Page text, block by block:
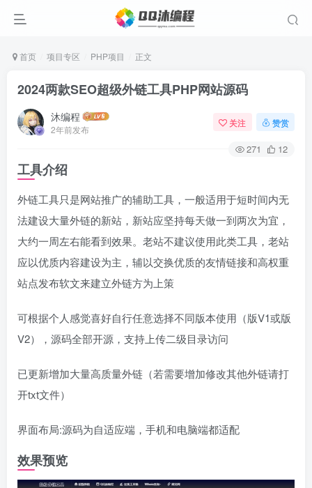
首页 项目专区 PHP项目 正文
2024两款SEO超级外链工具PHP网站源码
沐编程
2年前发布
关注 赞赏
271 12
工具介绍
外链工具只是网站推广的辅助工具，一般适用于短时间内无
法建设大量外链的新站，新站应坚持每天做一到两次为宜，
大约一周左右能看到效果。老站不建议使用此类工具，老站
应以优质内容建设为主，辅以交换优质的友情链接和高权重
站点发布软文来建立外链方为上策
可根据个人感觉喜好自行任意选择不同版本使用（版V1或版
V2），源码全部开源，支持上传二级目录访问
已更新增加大量高质量外链（若需要增加修改其他外链请打
开txt文件）
界面布局:源码为自适应端，手机和电脑端都适配
效果预览